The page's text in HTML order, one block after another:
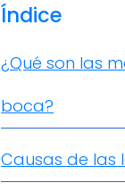
Índice
¿Qué son las
boca?
Causas de las